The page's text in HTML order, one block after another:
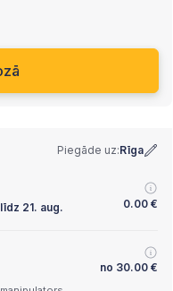
Piegāde uz:Rīga
21. aug.
0.00 €
no 30.00 €